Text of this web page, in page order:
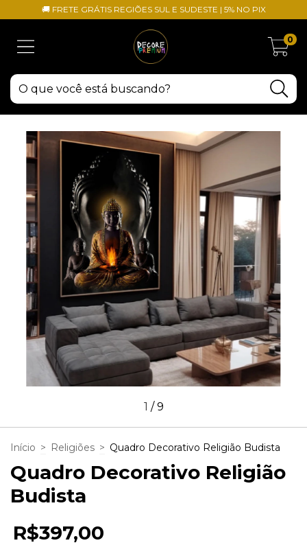
🚚 FRETE GRÁTIS REGIÕES SUL E SUDESTE | 5% NO PIX
0
1 /9
Início > Religiões > Quadro Decorativo Religião Budista
Quadro Decorativo Religião
Budista
R$397,00